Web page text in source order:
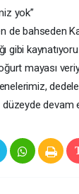
yok”
de bahseden
gibi
mayası
devam